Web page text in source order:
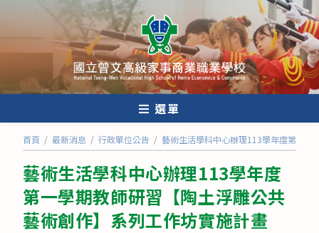
內
選單
首頁 / 最新消息 / 行政單位公告 / 藝術生活學科中心辦理113學年度第一學
藝術生活學科中心辦理113學年度
第一學期教師研習【陶土浮雕公共
藝術創作】系列工作坊實施計畫